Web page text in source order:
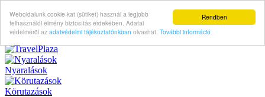
Rendben
Weboldalunk cookie-kat (sütiket) használ a legjobb
felhasználói élmény biztosítás érdekében. Adatai
védelméröl az adatvédelmi tájékoztatónkban olvashat. További információ
Nyaralások
Körutazások